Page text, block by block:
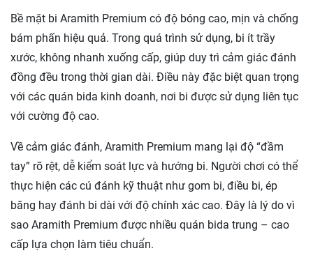
Bề mặt bi Aramith Premium có độ bóng cao, mịn và chống
bám phấn hiệu quả. Trong quá trình sử dụng, bi ít trầy
xước, không nhanh xuống cấp, giúp duy trì cảm giác đánh
đồng đều trong thời gian dài. Điều này đặc biệt quan trọng
với các quán bida kinh doanh, nơi bi được sử dụng liên tục
với cường độ cao.
Về cảm giác đánh, Aramith Premium mang lại độ “đầm
tay” rõ rệt, dễ kiểm soát lực và hướng bi. Người chơi có thể
thực hiện các cú đánh kỹ thuật như gom bi, điều bi, ép
băng hay đánh bi dài với độ chính xác cao. Đây là lý do vì
sao Aramith Premium được nhiều quán bida trung – cao
cấp lựa chọn làm tiêu chuẩn.